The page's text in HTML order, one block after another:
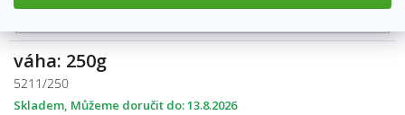
váha: 250g
5211/250
Skladem 13.8.2026